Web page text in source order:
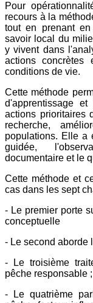
Pour
recours à la
tout en prenant
savoir local du
y vivent dans
actions concrètes
conditions de vie.
Cette méthode
d'apprentissage
actions prioritaires
recherche,
populations. Elle a
guidée,
documentaire et le
Cette méthode et
cas dans les sept
- Le premier porte
conceptuelle
- Le second aborde
- Le troisième
pêche responsable ;
- Le quatrième